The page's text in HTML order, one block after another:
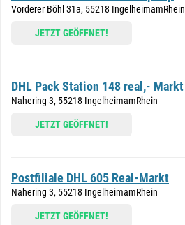
Vorderer Böhl 31a, 55218 IngelheimamRhein
JETZT GEÖFFNET!
DHL Pack Station 148 real,- Markt
Nahering 3, 55218 IngelheimamRhein
JETZT GEÖFFNET!
Postfiliale DHL 605 Real-Markt
Nahering 3, 55218 IngelheimamRhein
JETZT GEÖFFNET!